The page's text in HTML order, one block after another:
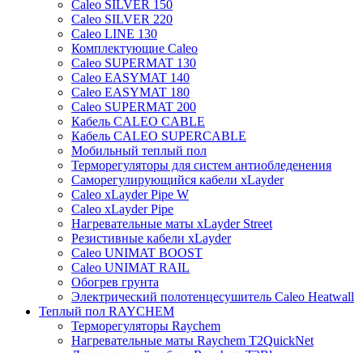
Caleo SILVER 150
Caleo SILVER 220
Caleo LINE 130
Комплектующие Caleo
Caleo SUPERMAT 130
Caleo EASYMAT 140
Caleo EASYMAT 180
Caleo SUPERMAT 200
Кабель CALEO CABLE
Кабель CALEO SUPERCABLE
Мобильный теплый пол
Терморегуляторы для систем антиобледенения
Саморегулирующийся кабели xLayder
Caleo xLayder Pipe W
Caleo xLayder Pipe
Нагревательные маты xLayder Street
Резистивные кабели xLayder
Caleo UNIMAT BOOST
Caleo UNIMAT RAIL
Обогрев грунта
Электрический полотенцесушитель Caleo Heatwall
Теплый пол RAYCHEM
Терморегуляторы Raychem
Нагревательные маты Raychem T2QuickNet